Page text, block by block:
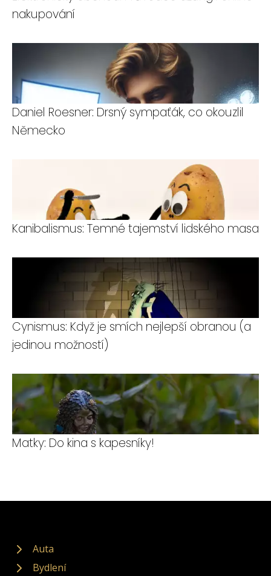
nakupování
Daniel Roesner: Drsný sympaťák, co okouzlil
Německo
Kanibalismus: Temné tajemství lidského masa
Cynismus: Když je smích nejlepší obranou (a
jedinou možností)
Matky: Do kina s kapesníky!
Auta
Bydlení